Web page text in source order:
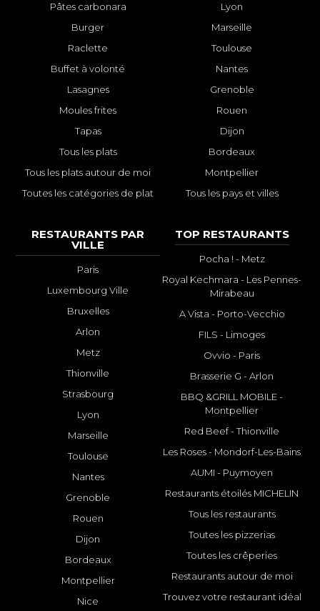
Pâtes carbonara
Burger
Raclette
Buffet à volonté
Lasagnes
Moules frites
Tapas
Tous les plats
Tous les plats autour de moi
Toutes les catégories de plat
Lyon
Marseille
Toulouse
Nantes
Grenoble
Rouen
Dijon
Bordeaux
Montpellier
Tous les pays et villes
RESTAURANTS PAR
VILLE
Paris
Luxembourg Ville
Bruxelles
Arlon
Metz
Thionville
Strasbourg
Lyon
Marseille
Toulouse
Nantes
Grenoble
Rouen
Dijon
Bordeaux
Montpellier
Nice
TOP RESTAURANTS
Pocha ! - Metz
Royal Kechmara - Les Pennes-
Mirabeau
A Vista - Porto-Vecchio
FILS - Limoges
Ovvio - Paris
Brasserie G - Arlon
BBQ &GRILL MOBILE -
Montpellier
Red Beef - Thionville
Les Roses - Mondorf-Les-Bains
AUMI - Puymoyen
Restaurants étoilés MICHELIN
Tous les restaurants
Toutes les pizzerias
Toutes les crêperies
Restaurants autour de moi
Trouvez votre restaurant idéal